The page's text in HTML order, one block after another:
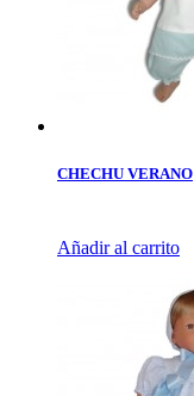
CHECHU VERANO
Añadir al carrito